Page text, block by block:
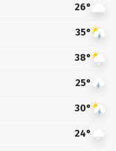
26°
35°
38°
25°
30°
24°